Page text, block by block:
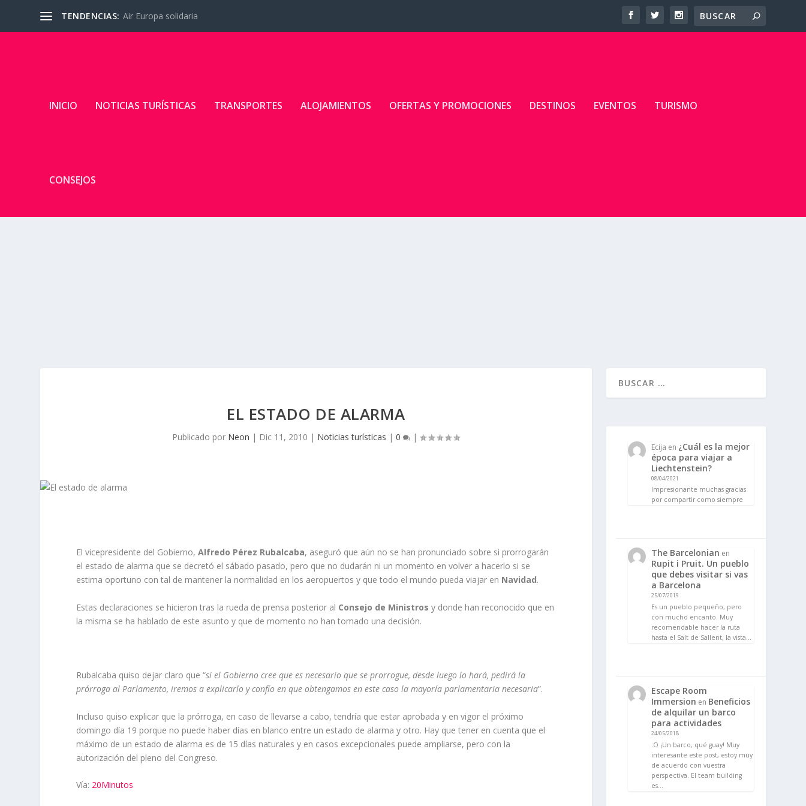
TENDENCIAS: Air Europa solidaria
INICIO NOTICIAS TURÍSTICAS TRANSPORTES ALOJAMIENTOS OFERTAS Y PROMOCIONES DESTINOS EVENTOS TURISMO
CONSEJOS
EL ESTADO DE ALARMA
Publicado por Neon | Dic 11, 2010 | Noticias turísticas |0 |
El vicepresidente del Gobierno,Alfredo Pérez Rubalcaba, aseguró que aún no se han pronunciado sobre si prorrogarán
el estado de alarma que se decretó el sábado pasado, pero que no dudarán ni un momento en volver a hacerlo si se
estima oportuno con tal de mantener la normalidad en los aeropuertos y que todo el mundo pueda viajar en Navidad.
Estas declaraciones se hicieron tras la rueda de prensa posterior al Consejo de Ministros y donde han reconocido que en
la misma se ha hablado de este asunto y que de momento no han tomado una decisión.
Rubalcaba quiso dejar claro que “si el Gobierno cree que es necesario que se prorrogue, desde luego lo hará, pedirá la
prórroga al Parlamento, iremos a explicarlo y confío en que obtengamos en este caso la mayoría parlamentaria necesaria”.
Incluso quiso explicar que la prórroga, en caso de llevarse a cabo, tendría que estar aprobada y en vigor el próximo
domingo día 19 porque no puede haber días en blanco entre un estado de alarma y otro. Hay que tener en cuenta que el
máximo de un estado de alarma es de 15 días naturales y en casos excepcionales puede ampliarse, pero con la
autorización del pleno del Congreso.
Vía: 20Minutos
Ecija en ¿Cuál es la mejor
época para viajar a
Liechtenstein?
08/04/2021
Impresionante muchas gracias
por compartir como siempre
The Barcelonian en
Rupit i Pruit. Un pueblo
que debes visitar si vas
a Barcelona
25/07/2019
Es un pueblo pequeño, pero
con mucho encanto. Muy
recomendable hacer la ruta
hasta el Salt de Sallent, la vista…
Escape Room
Immersion en Beneficios
de alquilar un barco
para actividades
24/05/2018
:O ¡Un barco, qué guay! Muy
interesante este post, estoy muy
de acuerdo con vuestra
perspectiva. El team building
es…